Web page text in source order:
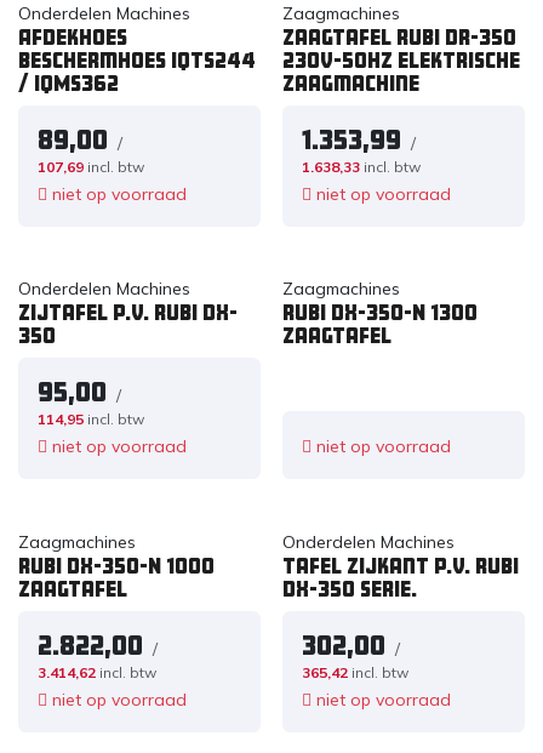
Onderdelen Machines
Afdekhoes
beschermhoes iQTS244
/ iQMS362
89,00 /
107,69 incl. btw
niet op voorraad
Zaagmachines
Zaagtafel RUBI DR-350
230V-50hz Elektrische
zaagmachine
1.353,99 /
1.638,33 incl. btw
niet op voorraad
Onderdelen Machines
Zijtafel p.v. Rubi DX-
350
95,00 /
114,95 incl. btw
niet op voorraad
Zaagmachines
RUBI DX-350-N 1300
zaagtafel
niet op voorraad
Zaagmachines
RUBI DX-350-N 1000
zaagtafel
2.822,00 /
3.414,62 incl. btw
niet op voorraad
Onderdelen Machines
Tafel zijkant p.v. RUBI
DX-350 serie.
302,00 /
365,42 incl. btw
niet op voorraad